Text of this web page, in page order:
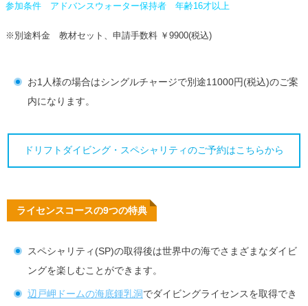
参加条件 アドバンスウォーター保持者 年齢16才以上
※別途料金 教材セット、申請手数料 ￥9900(税込)
お1人様の場合はシングルチャージで別途11000円(税込)のご案
内になります。
ドリフトダイビング・スペシャリティのご予約はこちらから
ライセンスコースの9つの特典
スペシャリティ(SP)の取得後は世界中の海でさまざまなダイビ
ングを楽しむことができます。
辺戸岬ドームの海底鍾乳洞でダイビングライセンスを取得でき